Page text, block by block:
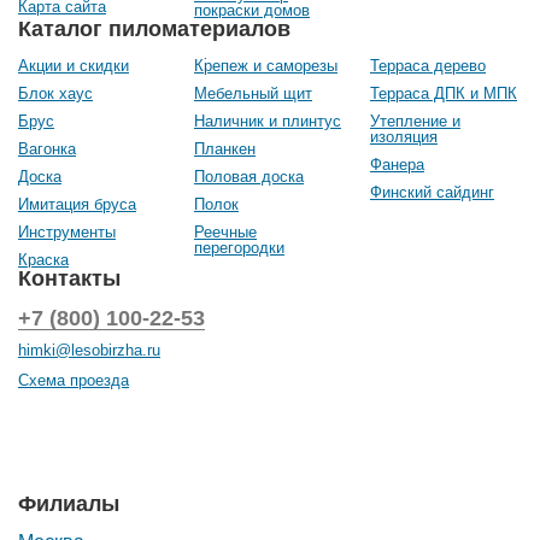
Каталог пиломатериалов
Акции и скидки
Блок хаус
Брус
Вагонка
Доска
Имитация бруса
Инструменты
Краска
Крепеж и саморезы
Мебельный щит
Наличник и плинтус
Планкен
Половая доска
Полок
Реечные
перегородки
Терраса дерево
Терраса ДПК и МПК
Утепление и
изоляция
Фанера
Финский сайдинг
Карта сайта
покраски домов
Контакты
+7 (800) 100-22-53
himki@lesobirzha.ru
Схема проезда
Филиалы